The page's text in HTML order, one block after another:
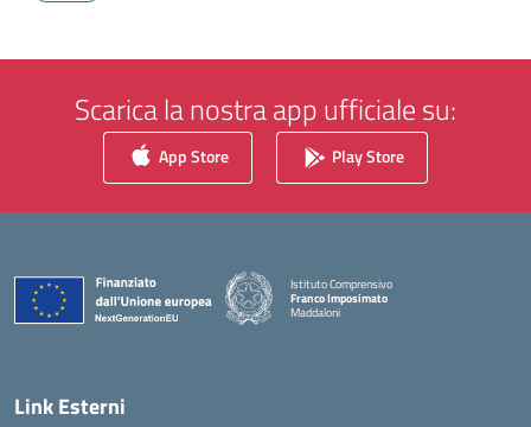
Scarica la nostra app ufficiale su:
App Store Play Store
Istituto Comprensivo
Franco Imposimato
Maddaloni
Link Esterni